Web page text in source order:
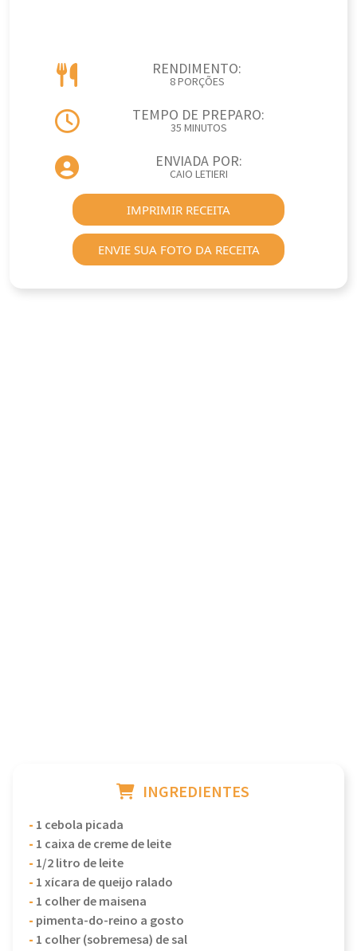
RENDIMENTO:
8 PORÇÕES
TEMPO DE PREPARO:
35 MINUTOS
ENVIADA POR:
CAIO LETIERI
IMPRIMIR RECEITA
ENVIE SUA FOTO DA RECEITA
INGREDIENTES
- 1 cebola picada
- 1 caixa de creme de leite
- 1/2 litro de leite
- 1 xícara de queijo ralado
- 1 colher de maisena
- pimenta-do-reino a gosto
- 1 colher (sobremesa) de sal